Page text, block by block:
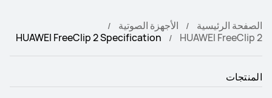
الصفحة الرئيسية
الأجهزة الصوتية
HUAWEI FreeClip 2
HUAWEI FreeClip 2 Specification
المنتجات